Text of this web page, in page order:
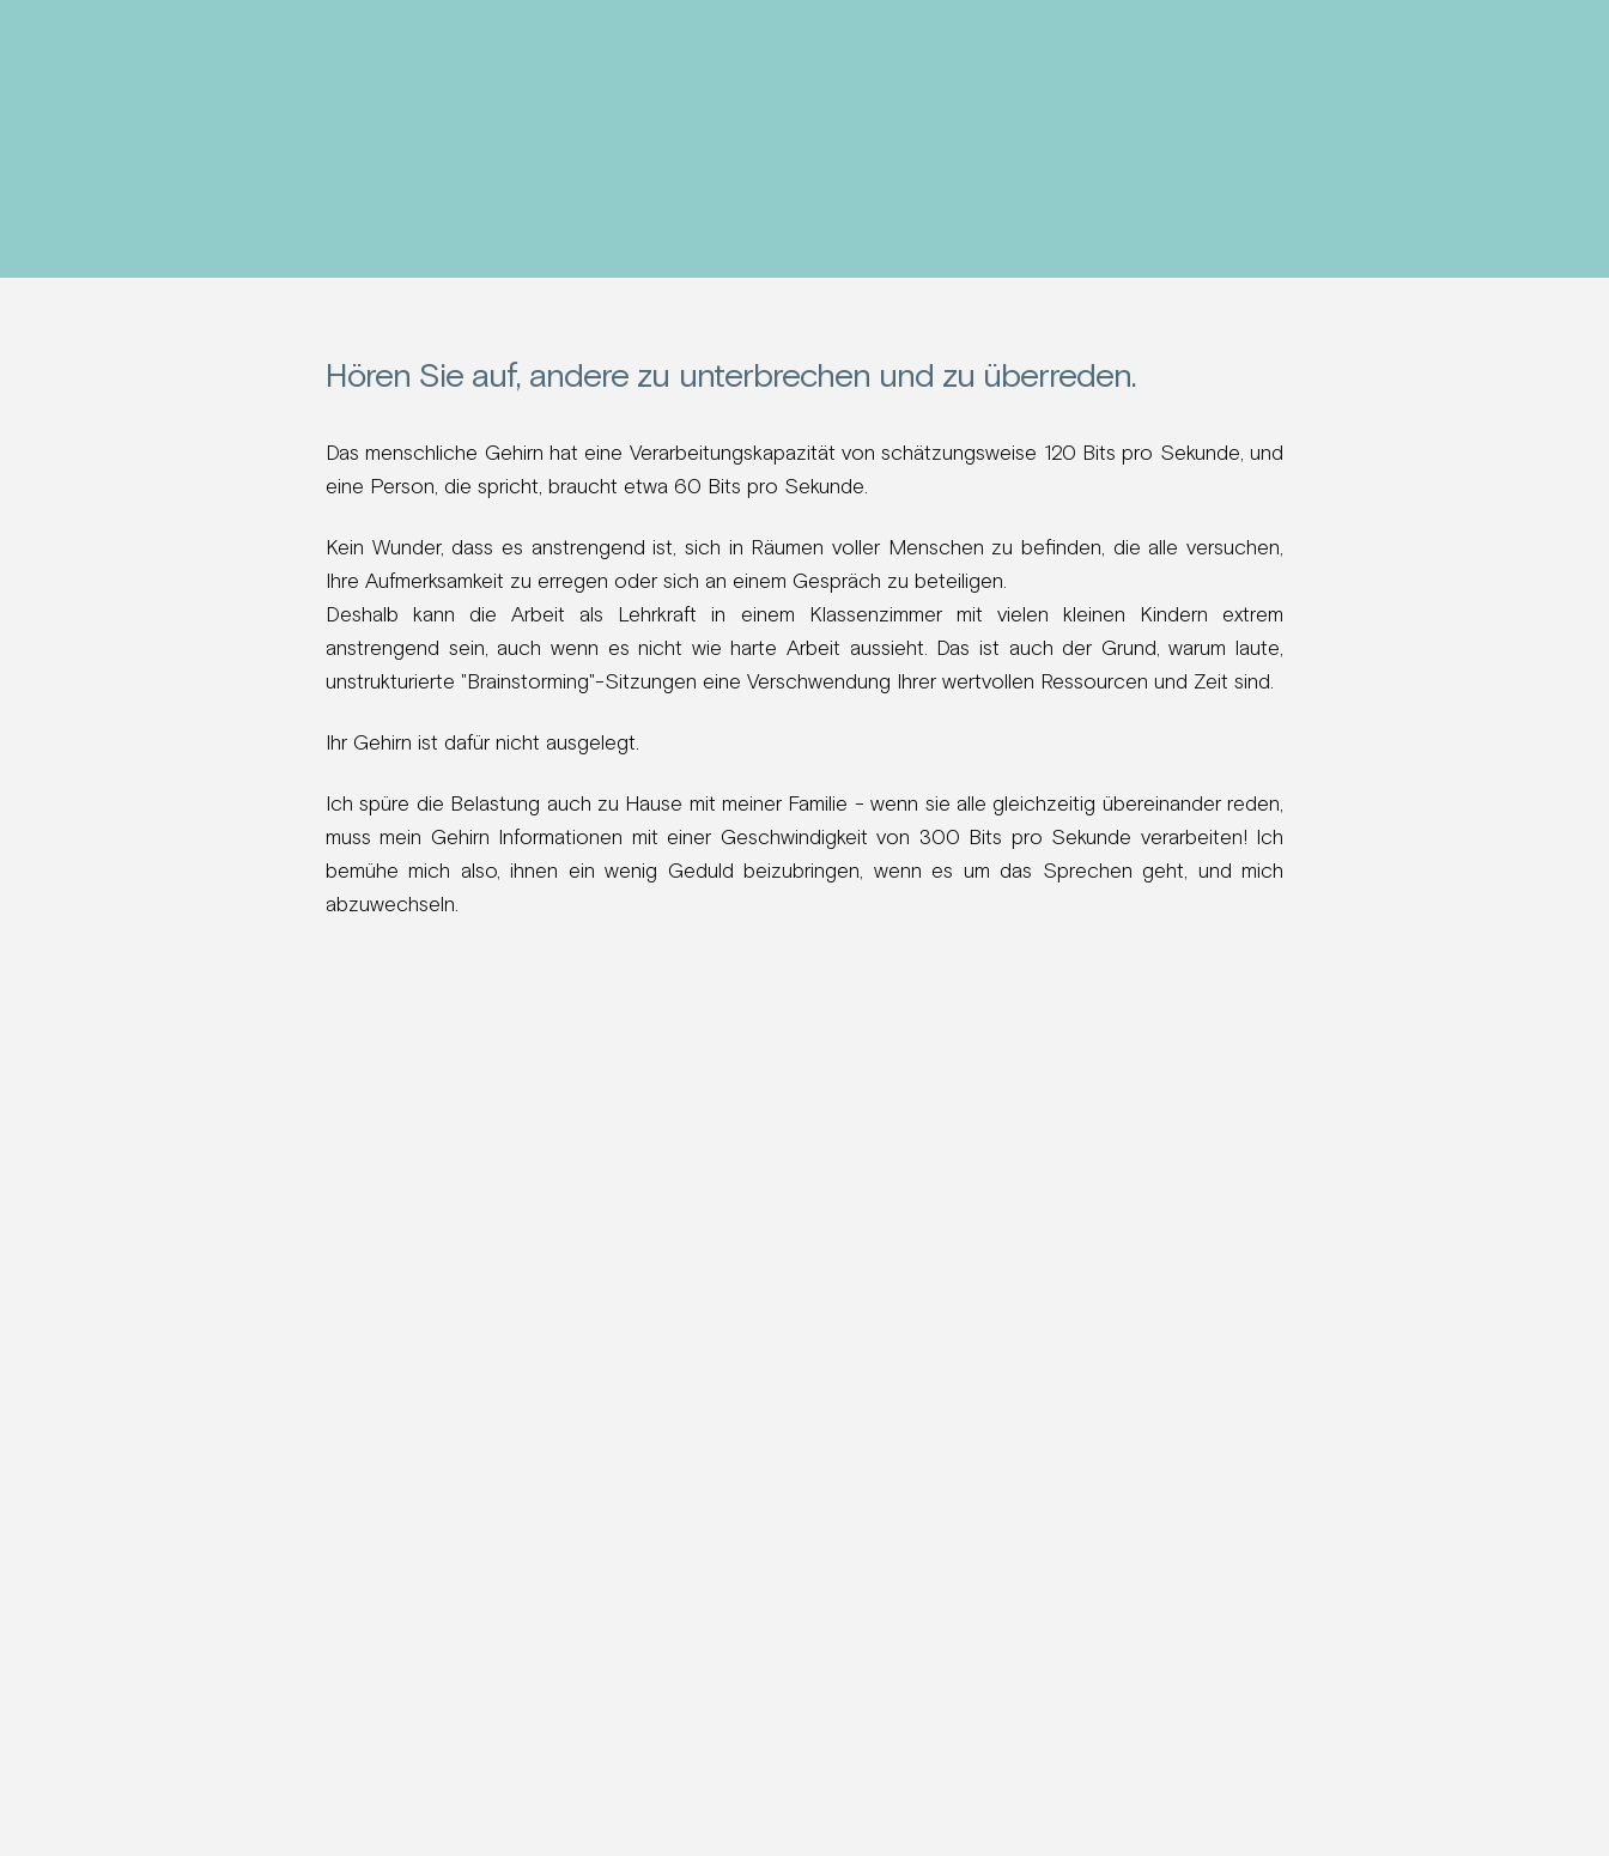
Hören Sie auf, andere zu unterbrechen und zu überreden.
Das menschliche Gehirn hat eine Verarbeitungskapazität von schätzungsweise 120 Bits pro Sekunde, und
eine Person, die spricht, braucht etwa 60 Bits pro Sekunde.
Kein Wunder, dass es anstrengend ist, sich in Räumen voller Menschen zu befinden, die alle versuchen,
Ihre Aufmerksamkeit zu erregen oder sich an einem Gespräch zu beteiligen.
Deshalb kann die Arbeit als Lehrkraft in einem Klassenzimmer mit vielen kleinen Kindern extrem
anstrengend sein, auch wenn es nicht wie harte Arbeit aussieht. Das ist auch der Grund, warum laute,
unstrukturierte "Brainstorming"-Sitzungen eine Verschwendung Ihrer wertvollen Ressourcen und Zeit sind.
Ihr Gehirn ist dafür nicht ausgelegt.
Ich spüre die Belastung auch zu Hause mit meiner Familie - wenn sie alle gleichzeitig übereinander reden,
muss mein Gehirn Informationen mit einer Geschwindigkeit von 300 Bits pro Sekunde verarbeiten! Ich
bemühe mich also, ihnen ein wenig Geduld beizubringen, wenn es um das Sprechen geht, und mich
abzuwechseln.